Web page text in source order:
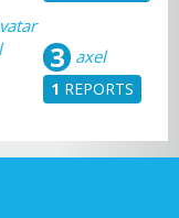
axel
3
1 REPORTS